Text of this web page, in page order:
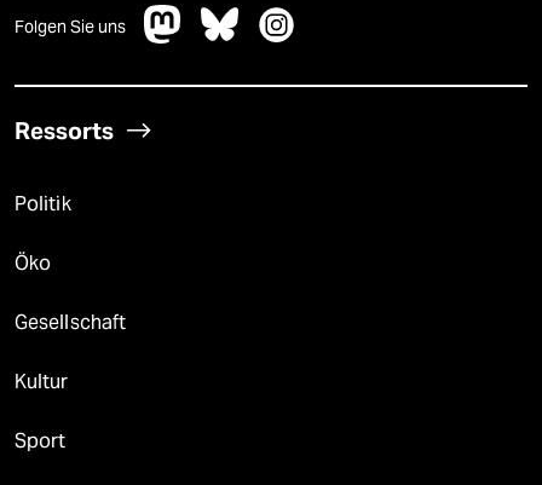
Folgen Sie uns
Ressorts
Politik
Öko
Gesellschaft
Kultur
Sport